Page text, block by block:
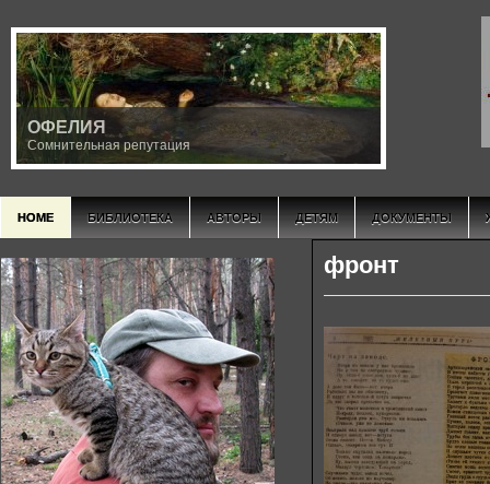
INRI
Iсторическое Nаследие Rеволюционной Iнициации
HOME БИБЛИОТЕКА АВТОРЫ ДЕТЯМ ДОКУМЕНТЫ
фронт